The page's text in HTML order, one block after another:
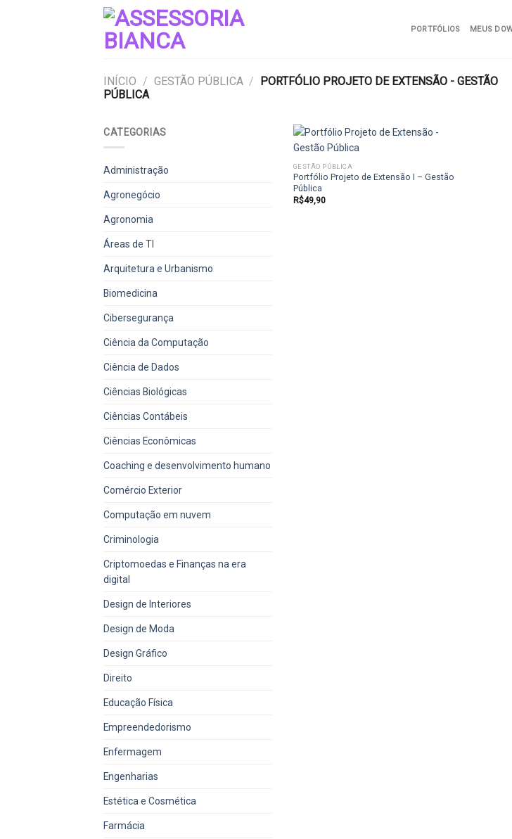
PORTFÓLIOS MEUS
INÍCIO / GESTÃO PÚBLICA / PORTFÓLIO PROJETO DE EXTENSÃO - GESTÃO
PÚBLICA
CATEGORIAS
Administração
Agronegócio
Agronomia
Áreas de TI
Arquitetura e Urbanismo
Biomedicina
Cibersegurança
Ciência da Computação
Ciência de Dados
Ciências Biológicas
Ciências Contábeis
Ciências Econômicas
Coaching e desenvolvimento humano
Comércio Exterior
Computação em nuvem
Criminologia
Criptomoedas e Finanças na era
digital
Design de Interiores
Design de Moda
Design Gráfico
Direito
Educação Física
Empreendedorismo
Enfermagem
Engenharias
Estética e Cosmética
Farmácia
GESTÃO PÚBLICA
Portfólio Projeto de Extensão I – Gestão
Pública
R$49,90